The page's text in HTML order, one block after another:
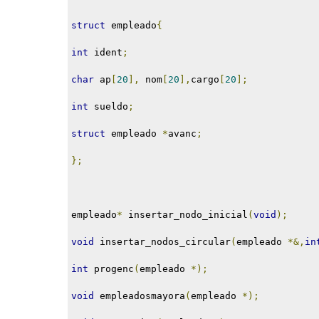
struct empleado{
int ident ;
char ap [ 20 ], nom[ 20 ], cargo [ 20 ];
int sueldo ;
struct empleado *avanc ;
};
empleado* insertar_nodo_inicial (void );
void insertar_nodos_circular(empleado *&,
int progenc (empleado *);
void empleadosmayora (empleado *);